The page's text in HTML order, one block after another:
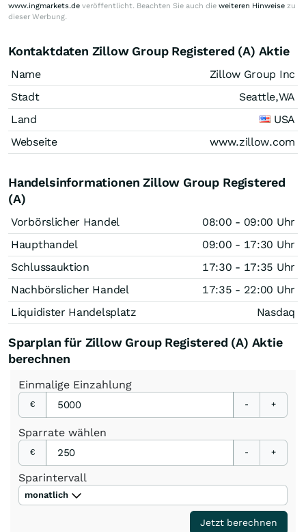
www.ingmarkets.de veröffentlicht. Beachten Sie auch die weiteren Hinweise zu
dieser Werbung.
Kontaktdaten Zillow Group Registered (A) Aktie
Name
Zillow Group Inc
Stadt
Seattle,WA
Land
USA
Webseite
www.zillow.com
Handelsinformationen Zillow Group Registered
(A)
Vorbörslicher Handel
08:00 - 09:00 Uhr
Haupthandel
09:00 - 17:30 Uhr
Schlussauktion
17:30 - 17:35 Uhr
Nachbörslicher Handel
17:35 - 22:00 Uhr
Liquidister Handelsplatz
Nasdaq
Sparplan für Zillow Group Registered (A) Aktie
berechnen
Einmalige Einzahlung
€ - +
Sparrate wählen
€ - +
Sparintervall
monatlich
Jetzt berechnen